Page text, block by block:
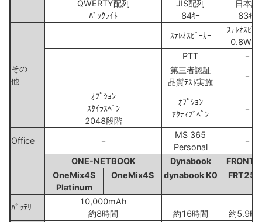
QWERTY配列
ﾊﾞｯｸﾗｲﾄ
JIS配列
84ｷｰ
日本語
83ｷｰ
その
他
ｽﾃﾚｵｽﾋﾟｰｶｰ
ｽﾃﾚｵｽﾋﾟｰ
0.8W
PTT
－
第三者認証
品質ﾃｽﾄ実施
－
ｵﾌﾟｼｮﾝ
ｽﾀｲﾗｽﾍﾟﾝ
2048段階
ｵﾌﾟｼｮﾝ
ｱｸﾃｨﾌﾞﾍﾟﾝ
－
Office －
MS 365
Personal
－
ONE-NETBOOK Dynabook
OneMix4S
Platinum
OneMix4S dynabook K0
ﾊﾞｯﾃﾘｰ
10,000mAh
約8時間
約16時間
約5.9時